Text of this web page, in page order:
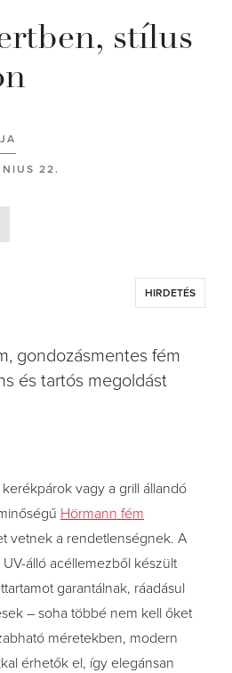
stílus
22.
HIRDETÉS
gondozásmentes fém
és tartós megoldást
vagy a grill állandó
Hörmann fém
vetnek a rendetlenségnek. A
álló acéllemezből készült
garantálnak, ráadásul
– soha többé nem kell őket
méretekben, modern
érhetők el, így elegánsan